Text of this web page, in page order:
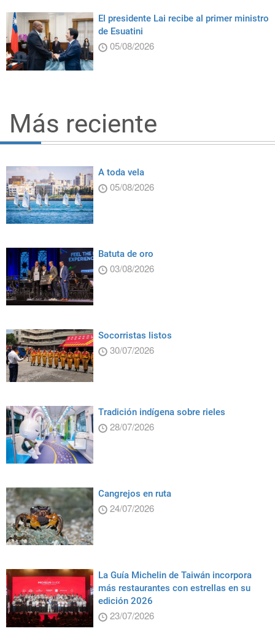
El presidente Lai recibe al primer ministro
de Esuatini
05/08/2026
Más reciente
A toda vela
05/08/2026
Batuta de oro
03/08/2026
Socorristas listos
30/07/2026
Tradición indígena sobre rieles
28/07/2026
Cangrejos en ruta
24/07/2026
La Guía Michelin de Taiwán incorpora
más restaurantes con estrellas en su
edición 2026
23/07/2026